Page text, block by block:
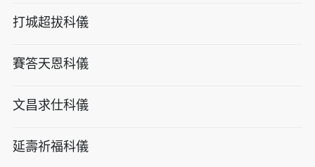
打城超拔科儀
賽答天恩科儀
文昌求仕科儀
延壽祈福科儀